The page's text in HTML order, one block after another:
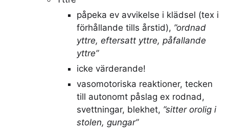
påpeka ev avvikelse i klädsel (tex i
förhållande tills årstid), ”ordnad
yttre, eftersatt yttre, påfallande
yttre”
icke värderande!
vasomotoriska reaktioner, tecken
till autonomt påslag ex rodnad,
svettningar, blekhet, ”sitter orolig i
stolen, gungar”